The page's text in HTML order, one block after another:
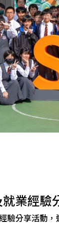
業經驗
驗分享活動